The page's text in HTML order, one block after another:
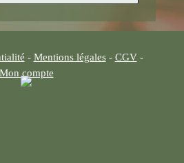
- Mentions légales- CGV-
Mon compte